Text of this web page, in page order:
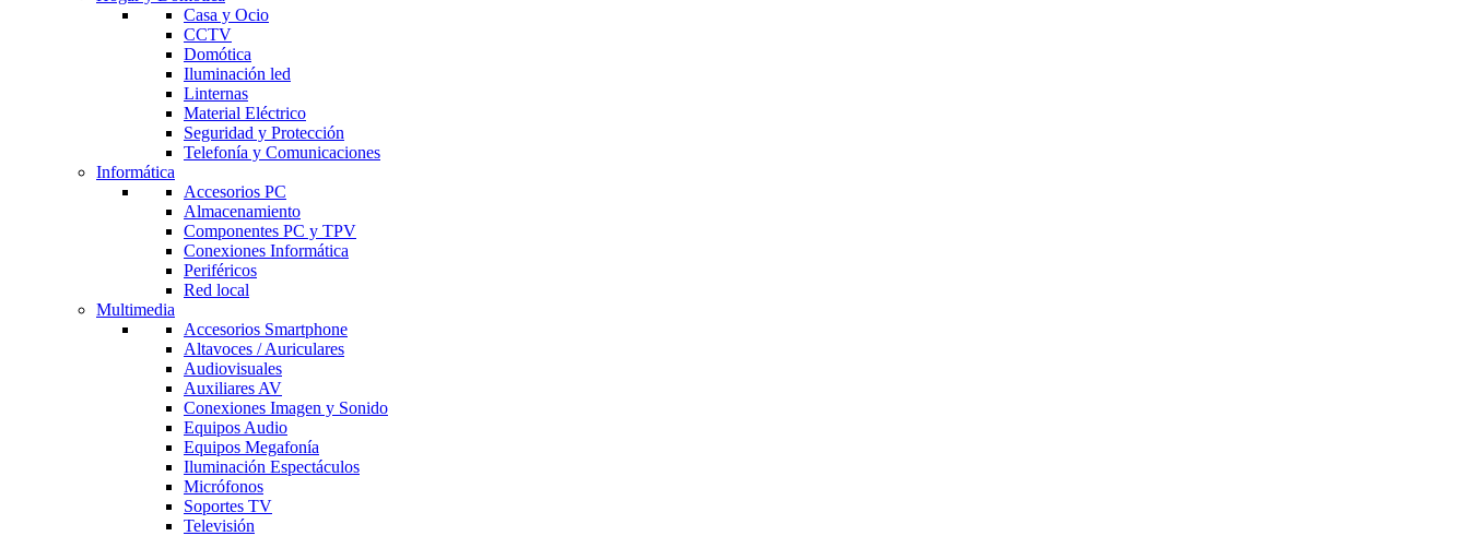
Casa y Ocio
CCTV
Domótica
Iluminación led
Linternas
Material Eléctrico
Seguridad y Protección
Telefonía y Comunicaciones
Informática
Accesorios PC
Almacenamiento
Componentes PC y TPV
Conexiones Informática
Periféricos
Red local
Multimedia
Accesorios Smartphone
Altavoces / Auriculares
Audiovisuales
Auxiliares AV
Conexiones Imagen y Sonido
Equipos Audio
Equipos Megafonía
Iluminación Espectáculos
Micrófonos
Soportes TV
Televisión